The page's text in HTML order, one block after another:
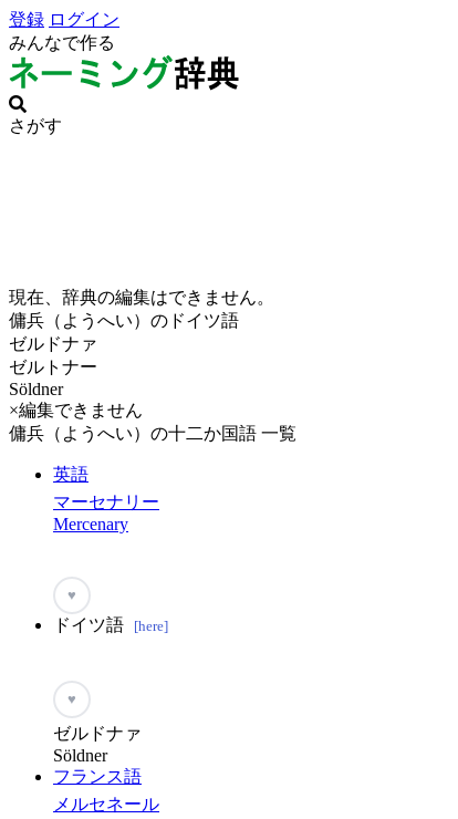
登録 ログイン
みんなで作る
さがす
現在、辞典の編集はできません。
傭兵（ようへい）のドイツ語
ゼルドナァ
ゼルトナー
Söldner
×編集できません
傭兵（ようへい）の十二か国語 一覧
英語
マーセナリー
Mercenary
♥
ドイツ語 [here]
♥
ゼルドナァ
Söldner
フランス語
メルセネール